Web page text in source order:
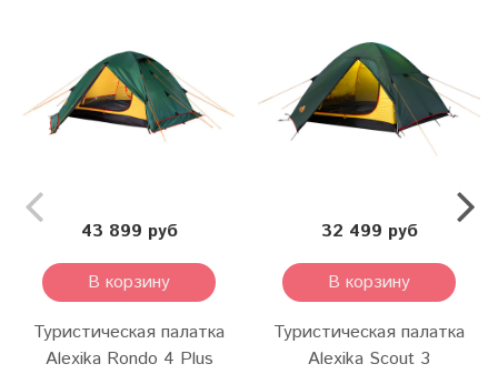
43 899 руб
В корзину
Туристическая палатка
Alexika Rondo 4 Plus
32 499 руб
В корзину
Туристическая палатка
Alexika Scout 3